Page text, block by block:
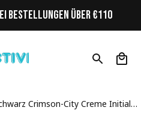
BESTELLUNGEN ÜBER €110
Crimson-City Creme Initiale